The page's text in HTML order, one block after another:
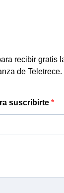
recibir gratis
de Teletrece.
suscribirte